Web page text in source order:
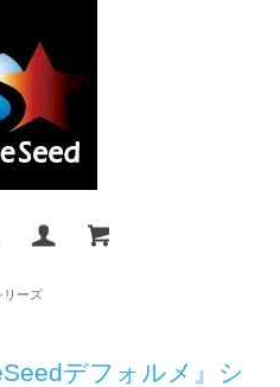
リーズ
デフォルメ』シ